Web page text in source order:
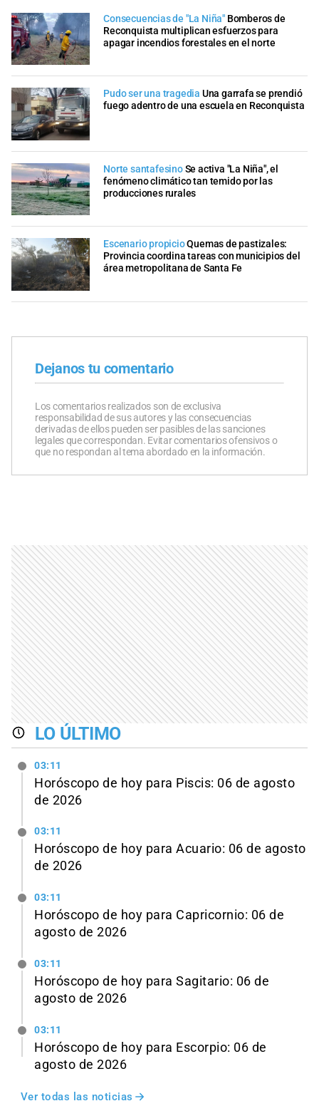
Consecuencias de "La Niña" Bomberos de
Reconquista multiplican esfuerzos para
apagar incendios forestales en el norte
Pudo ser una tragedia Una garrafa se prendió
fuego adentro de una escuela en Reconquista
Norte santafesinoSe activa "La Niña", el
fenómeno climático tan temido por las
producciones rurales
Escenario propicioQuemas de pastizales:
Provincia coordina tareas con municipios del
área metropolitana de Santa Fe
Dejanos tu comentario
Los comentarios realizados son de exclusiva
responsabilidad de sus autores y las consecuencias
derivadas de ellos pueden ser pasibles de las sanciones
legales que correspondan. Evitar comentarios ofensivos o
que no respondan al tema abordado en la información.
LO ÚLTIMO
03:11
Horóscopo de hoy para Piscis: 06 de agosto
de 2026
03:11
Horóscopo de hoy para Acuario: 06 de agosto
de 2026
03:11
Horóscopo de hoy para Capricornio: 06 de
agosto de 2026
03:11
Horóscopo de hoy para Sagitario: 06 de
agosto de 2026
03:11
Horóscopo de hoy para Escorpio: 06 de
agosto de 2026
Ver todas las noticias